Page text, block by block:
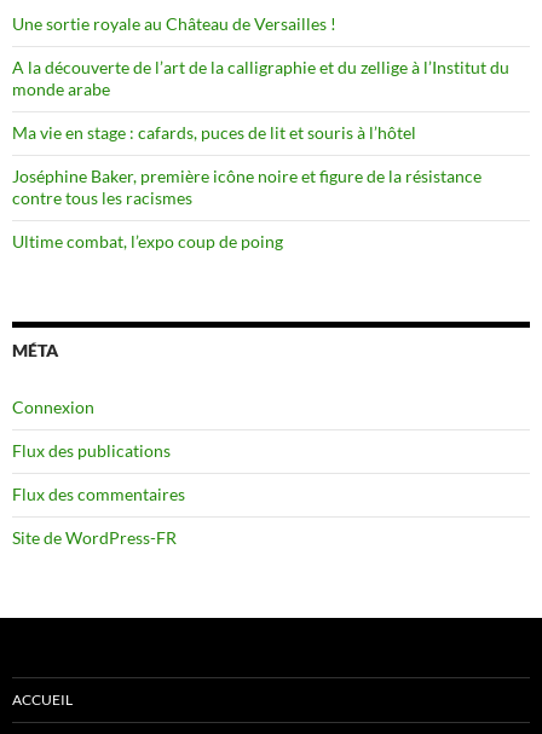
Une sortie royale au Château de Versailles !
A la découverte de l’art de la calligraphie et du zellige à l’Institut du
monde arabe
Ma vie en stage : cafards, puces de lit et souris à l’hôtel
Joséphine Baker, première icône noire et figure de la résistance
contre tous les racismes
Ultime combat, l’expo coup de poing
MÉTA
Connexion
Flux des publications
Flux des commentaires
Site de WordPress-FR
ACCUEIL